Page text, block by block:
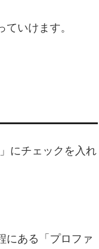
いけます。
にチェックを入れ
にある「プロファ